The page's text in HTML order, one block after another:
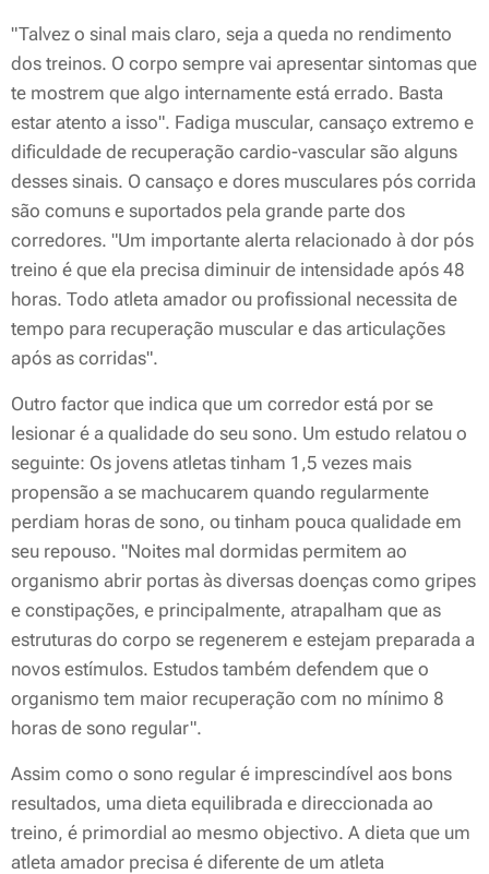
"Talvez o sinal mais claro, seja a queda no rendimento
dos treinos. O corpo sempre vai apresentar sintomas que
te mostrem que algo internamente está errado. Basta
estar atento a isso". Fadiga muscular, cansaço extremo e
dificuldade de recuperação cardio-vascular são alguns
desses sinais. O cansaço e dores musculares pós corrida
são comuns e suportados pela grande parte dos
corredores. "Um importante alerta relacionado à dor pós
treino é que ela precisa diminuir de intensidade após 48
horas. Todo atleta amador ou profissional necessita de
tempo para recuperação muscular e das articulações
após as corridas".
Outro factor que indica que um corredor está por se
lesionar é a qualidade do seu sono. Um estudo relatou o
seguinte: Os jovens atletas tinham 1,5 vezes mais
propensão a se machucarem quando regularmente
perdiam horas de sono, ou tinham pouca qualidade em
seu repouso. "Noites mal dormidas permitem ao
organismo abrir portas às diversas doenças como gripes
e constipações, e principalmente, atrapalham que as
estruturas do corpo se regenerem e estejam preparada a
novos estímulos. Estudos também defendem que o
organismo tem maior recuperação com no mínimo 8
horas de sono regular".
Assim como o sono regular é imprescindível aos bons
resultados, uma dieta equilibrada e direccionada ao
treino, é primordial ao mesmo objectivo. A dieta que um
atleta amador precisa é diferente de um atleta